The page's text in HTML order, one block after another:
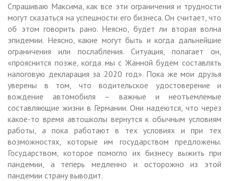
Спрашиваю Максима, как все эти ограничения и трудности
могут сказаться на успешности его бизнеса. Он считает, что
об этом говорить рано. Неясно, будет ли вторая волна
эпидемии. Неясно, какие могут быть и когда дальнейшие
ограничения или послабления. Ситуация, полагает он,
«прояснится позже, когда мы с Жанной будем составлять
налоговую декларация за 2020 год». Пока же мои друзья
уверены в том, что водительское удостоверение и
вождение автомобиля – важные и неотъемлемые
составляющие жизни в Германии. Они надеются, что через
какое-то время автошколы вернутся к обычным условиям
работы, а пока работают в тех условиях и при тех
возможностях, которые им государством предложены.
Государством, которое помогло их бизнесу выжить при
пандемии, а теперь медленно и осторожно из этой
пандемии страну выводит.